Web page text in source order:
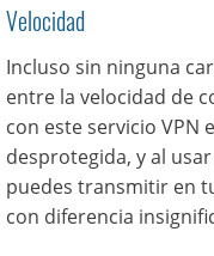
Velocidad
Incluso sin ninguna
entre la velocidad de
con este servicio VPN
desprotegida, y al
puedes transmitir en
con diferencia